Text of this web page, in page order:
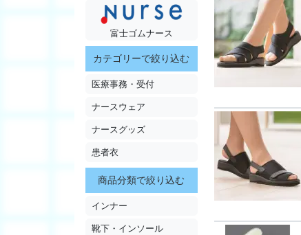
富士ゴムナース
カテゴリーで絞り込む
医療事務・受付
ナースウェア
ナースグッズ
患者衣
商品分類で絞り込む
インナー
靴下・インソール